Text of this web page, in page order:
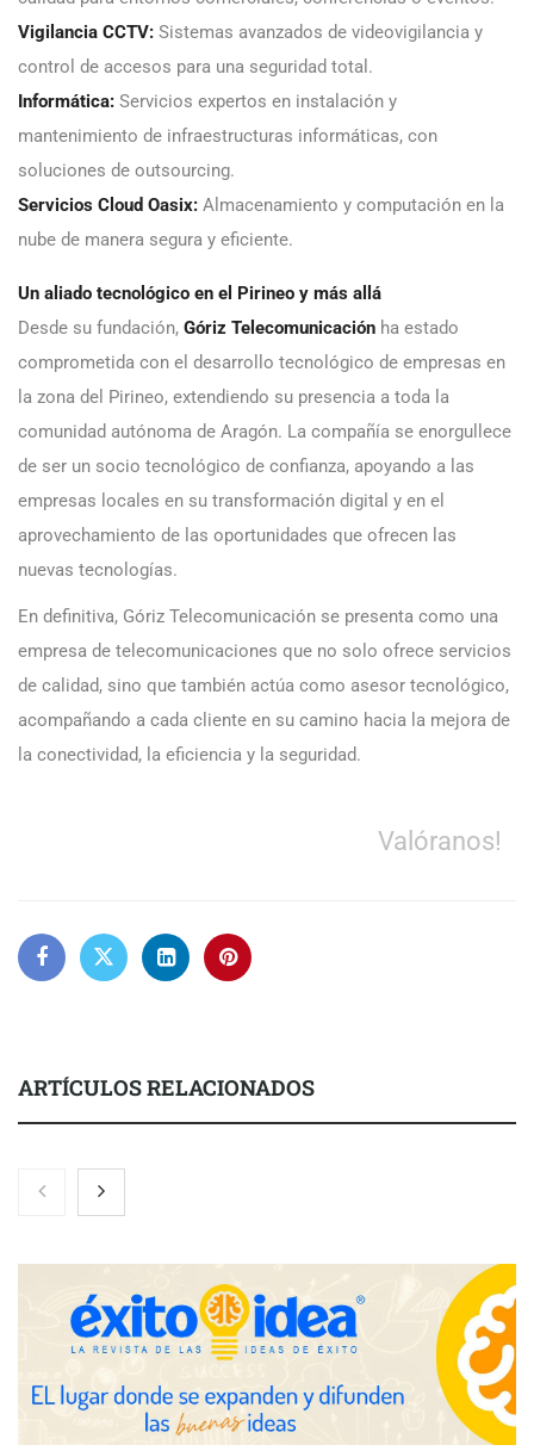
Vigilancia CCTV: Sistemas avanzados de videovigilancia y
control de accesos para una seguridad total.
Informática: Servicios expertos en instalación y
mantenimiento de infraestructuras informáticas, con
soluciones de outsourcing.
Servicios Cloud Oasix: Almacenamiento y computación en la
nube de manera segura y eficiente.
Un aliado tecnológico en el Pirineo y más allá
Desde su fundación, Góriz Telecomunicación ha estado
comprometida con el desarrollo tecnológico de empresas en
la zona del Pirineo, extendiendo su presencia a toda la
comunidad autónoma de Aragón. La compañía se enorgullece
de ser un socio tecnológico de confianza, apoyando a las
empresas locales en su transformación digital y en el
aprovechamiento de las oportunidades que ofrecen las
nuevas tecnologías.
En definitiva, Góriz Telecomunicación se presenta como una
empresa de telecomunicaciones que no solo ofrece servicios
de calidad, sino que también actúa como asesor tecnológico,
acompañando a cada cliente en su camino hacia la mejora de
la conectividad, la eficiencia y la seguridad.
Valóranos!
ARTÍCULOS RELACIONADOS
El 82% de empresas industriales no encuentra personal
disponible: 100.000€ para formar nuevos profesionales
Nicols presenta seis modelos de anillos de compromiso para el
eclipse solar del 12 de agosto
Zoomex mejora su Strategy Center con herramientas
avanzadas para trading estratégico